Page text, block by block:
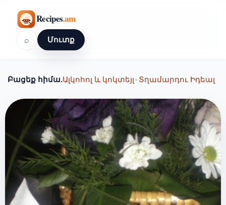
⌕ Մուտք
Բացեք հիմա.Ալկոհոլ և կոկտեյլ•Տղամարդու Իդեալ